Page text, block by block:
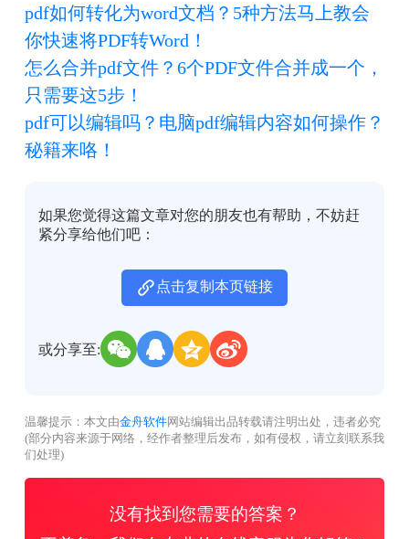
pdf如何转化为word文档？5种方法马上教会
你快速将PDF转Word！
怎么合并pdf文件？6个PDF文件合并成一个，
只需要这5步！
pdf可以编辑吗？电脑pdf编辑内容如何操作？
秘籍来咯！
如果您觉得这篇文章对您的朋友也有帮助，不妨赶
紧分享给他们吧：
点击复制本页链接
或分享至:
温馨提示：本文由金舟软件网站编辑出品转载请注明出处，违者必究
(部分内容来源于网络，经作者整理后发布，如有侵权，请立刻联系我
们处理)
没有找到您需要的答案？